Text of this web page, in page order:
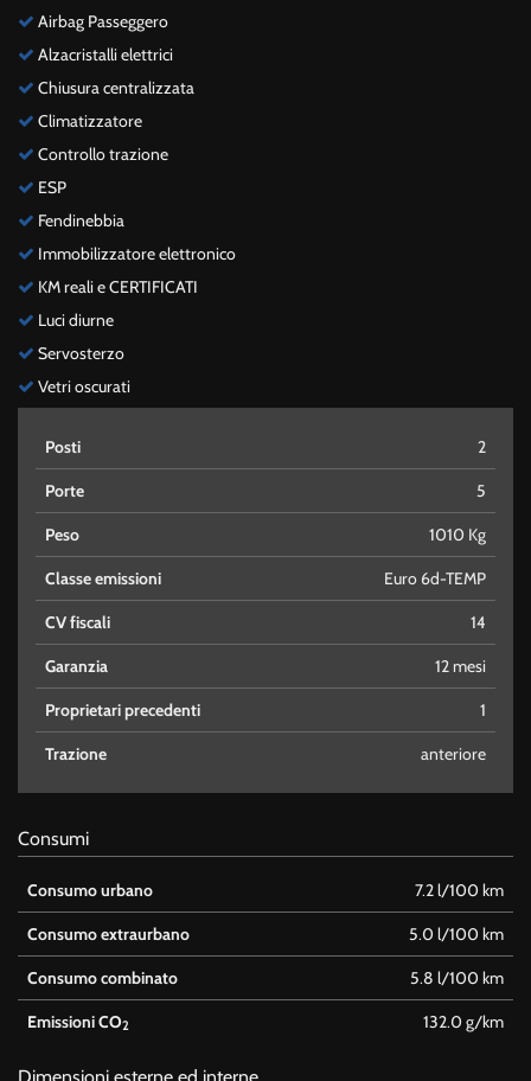
Airbag Passeggero
Alzacristalli elettrici
Chiusura centralizzata
Climatizzatore
Controllo trazione
ESP
Fendinebbia
Immobilizzatore elettronico
KM reali e CERTIFICATI
Luci diurne
Servosterzo
Vetri oscurati
Posti 2
Porte 5
Peso 1010 Kg
Classe emissioni Euro 6d-TEMP
CV fiscali 14
Garanzia 12 mesi
Proprietari precedenti 1
Trazione anteriore
Consumi
Consumo urbano 7.2 l/100 km
Consumo extraurbano 5.0 l/100 km
Consumo combinato 5.8 l/100 km
Emissioni CO2 132.0 g/km
Dimensioni esterne ed interne